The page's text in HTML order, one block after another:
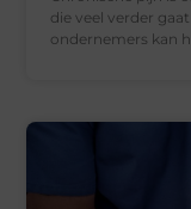
die veel verder
ondernemers kan